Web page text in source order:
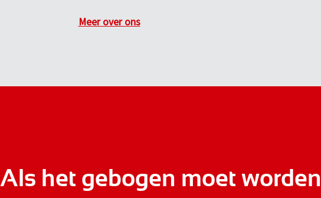
Meer over ons
Als het gebogen moet worden